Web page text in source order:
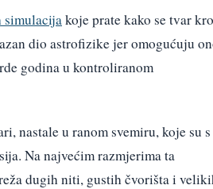
simulacijakoje prate kako se tvar
dio astrofizike jer omogućuju
godina u kontroliranom
nastale u ranom svemiru, koje su s
Na najvećim razmjerima ta
dugih niti, gustih čvorišta i